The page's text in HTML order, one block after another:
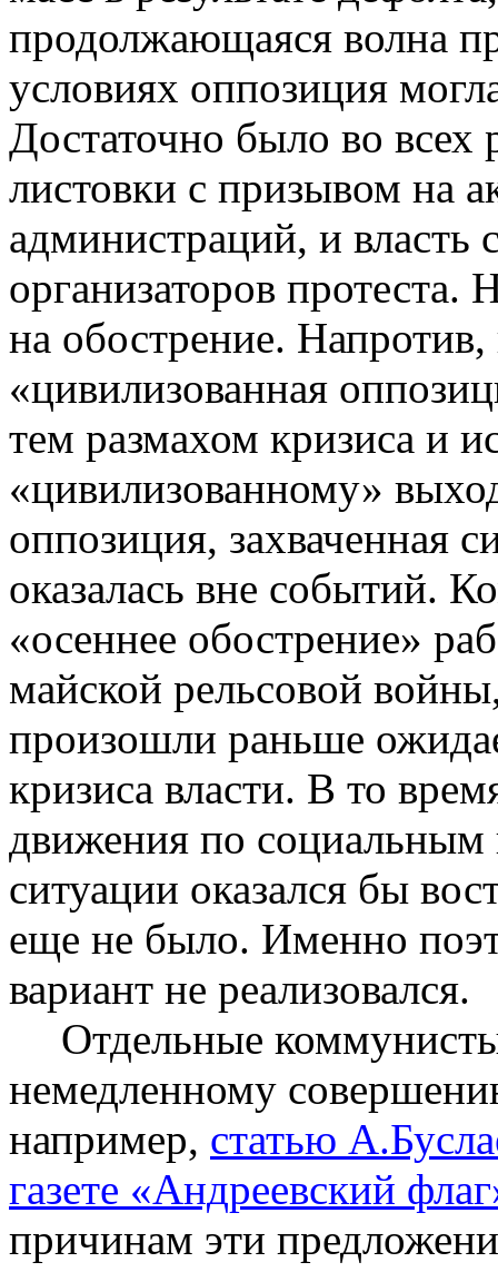
продолжающаяся волна
условиях оппозиция
Достаточно было во всех
листовки с призывом на
администраций, и власть
организаторов
на обострение.
«цивилизованная
тем размахом кризиса и
«цивилизованному»
оппозиция, захваченная
оказалась вне событий.
«осеннее обострение»
майской рельсовой
произошли раньше
кризиса власти. В то
движения по социальным
ситуации оказался бы
еще не было. Именно
вариант не реализовался.
Отдельные
немедленному
например, статью
газете «Андреевский
причинам эти